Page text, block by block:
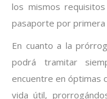
los mismos
pasaporte por primera
En cuanto a la
podrá tramitar
encuentre en óptimas
vida útil,